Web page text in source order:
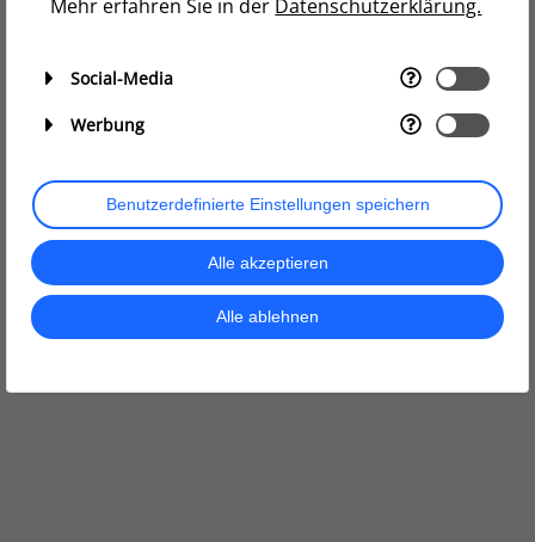
Mehr erfahren Sie in der Datenschutzerklärung.
Social-Media
Werbung
Benutzerdefinierte Einstellungen speichern
Alle akzeptieren
Alle ablehnen